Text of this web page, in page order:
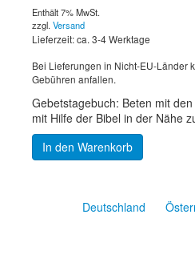
Enthält 7% MwSt.
zzgl.Versand
Lieferzeit: ca. 3-4 Werktage
Bei Lieferungen in Nicht-EU-Länder
Gebühren anfallen.
Gebetstagebuch: Beten mit
mit Hilfe der Bibel in der Nähe
In den Warenkorb
Deutschland